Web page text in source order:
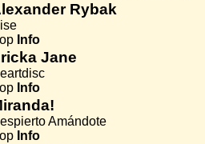
Rybak
Info
Jane
Info
Amándote
Info